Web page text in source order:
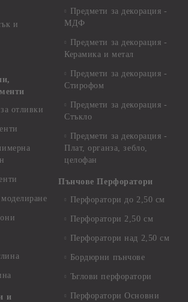
и
отливки
и
Предмети за декорация -
МДФ
Предмети за декорация -
Керамика и метал
Предмети за декорация -
Стирофом
Предмети за декорация -
Стъкло
Предмети за декорация -
Плат, органза, зебло,
целофан
Пънчове Перфоратори
Перфоратори до 2,50 см
Перфоратори 2,50 см
Перфоратори над 2,50 см
Бордюрни пънчове
Ъглови перфоратори
Перфоратори Основни